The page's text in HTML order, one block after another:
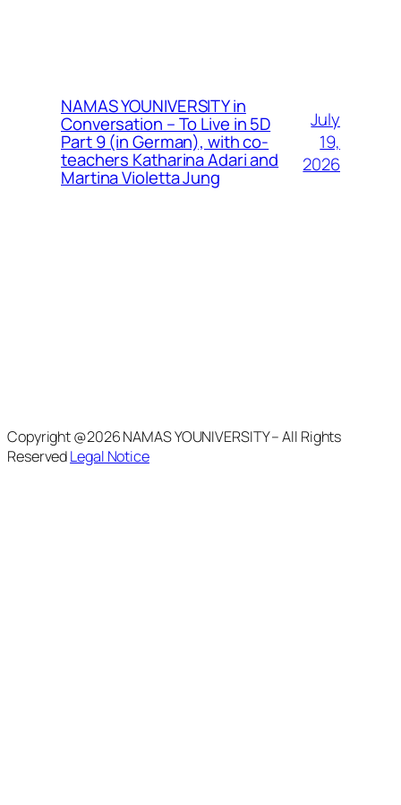
NAMAS YOUNIVERSITY in
Conversation – To Live in 5D
Part 9 (in German), with co-
teachers Katharina Adari and
Martina Violetta Jung
July
19,
2026
Copyright @2026 NAMAS YOUNIVERSITY – All Rights
ReservedLegal Notice